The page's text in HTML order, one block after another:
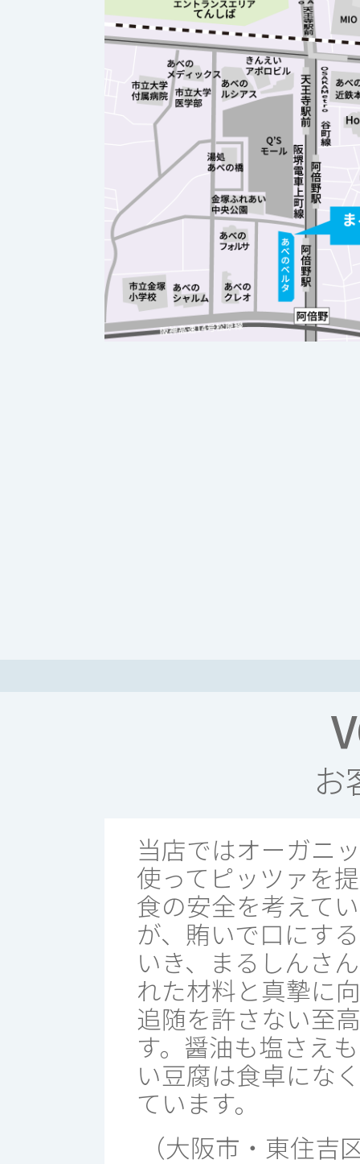
お
当店ではオーガニ
使ってピッツァを
食の安全を考えて
が、賄いで口にす
いき、まるしんさ
れた材料と真摯に
追随を許さない至
す。醤油も塩さえ
い豆腐は食卓にな
ています。
（大阪市・東住